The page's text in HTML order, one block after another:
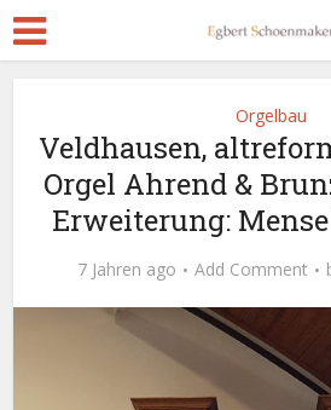
Orgelbau
Veldhausen,
Orgel Ahrend &
Erweiterung:
7 Jahren ago Add Comment